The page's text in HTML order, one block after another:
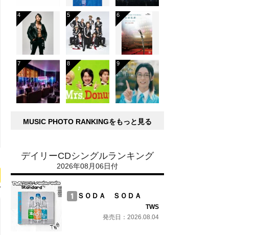
MUSIC PHOTO RANKINGをもっと見る
デイリーCDシングルランキング
2026年08月06日付
ＳＯＤＡ ＳＯＤＡ
TWS
発売日：2026.08.04